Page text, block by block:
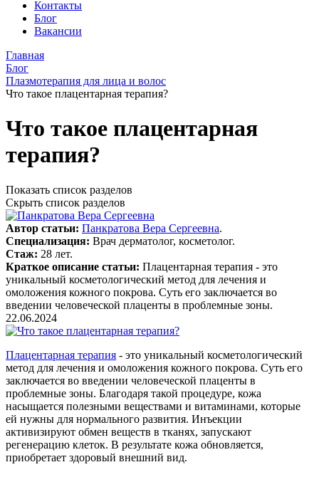
Контакты
Блог
Вакансии
Главная
Блог
Плазмотерапия для лица и волос
Что такое плацентарная терапия?
Что такое плацентарная
терапия?
Показать список разделов
Скрыть список разделов
Автор статьи: Панкратова Вера Сергеевна.
Специализация: Врач дерматолог, косметолог.
Стаж: 28 лет.
Краткое описание статьи: Плацентарная терапия - это
уникальный косметологический метод для лечения и
омоложения кожного покрова. Суть его заключается во
введении человеческой плаценты в проблемные зоны.
22.06.2024
Плацентарная терапия - это уникальный косметологический
метод для лечения и омоложения кожного покрова. Суть его
заключается во введении человеческой плаценты в
проблемные зоны. Благодаря такой процедуре, кожа
насыщается полезными веществами и витаминами, которые
ей нужны для нормального развития. Инъекции
активизируют обмен веществ в тканях, запускают
регенерацию клеток. В результате кожа обновляется,
приобретает здоровый внешний вид.